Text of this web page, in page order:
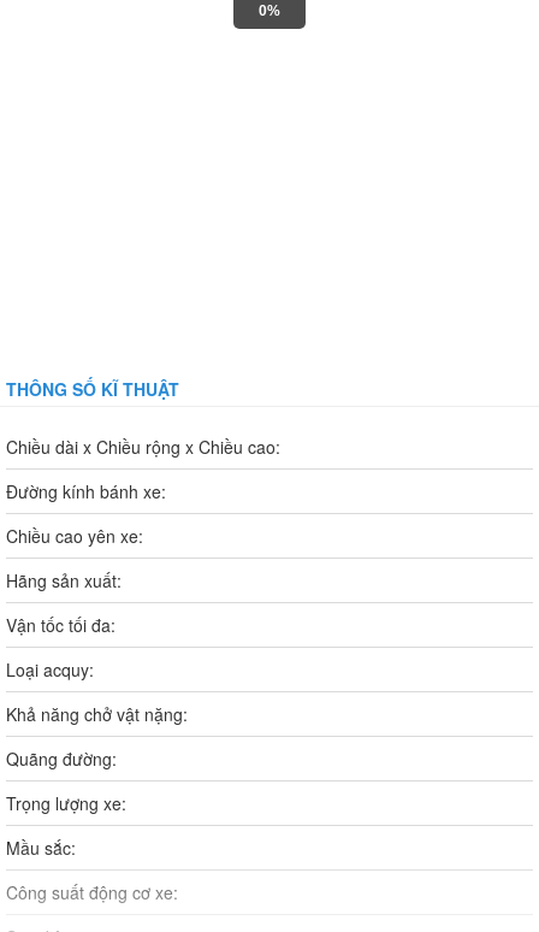
0%
THÔNG SỐ KĨ THUẬT
Chiều dài x Chiều rộng x Chiều cao:
Đường kính bánh xe:
Chiều cao yên xe:
Hãng sản xuất:
Vận tốc tối đa:
Loại acquy:
Khả năng chở vật nặng:
Quãng đường:
Trọng lượng xe:
Mầu sắc:
Công suất động cơ xe: